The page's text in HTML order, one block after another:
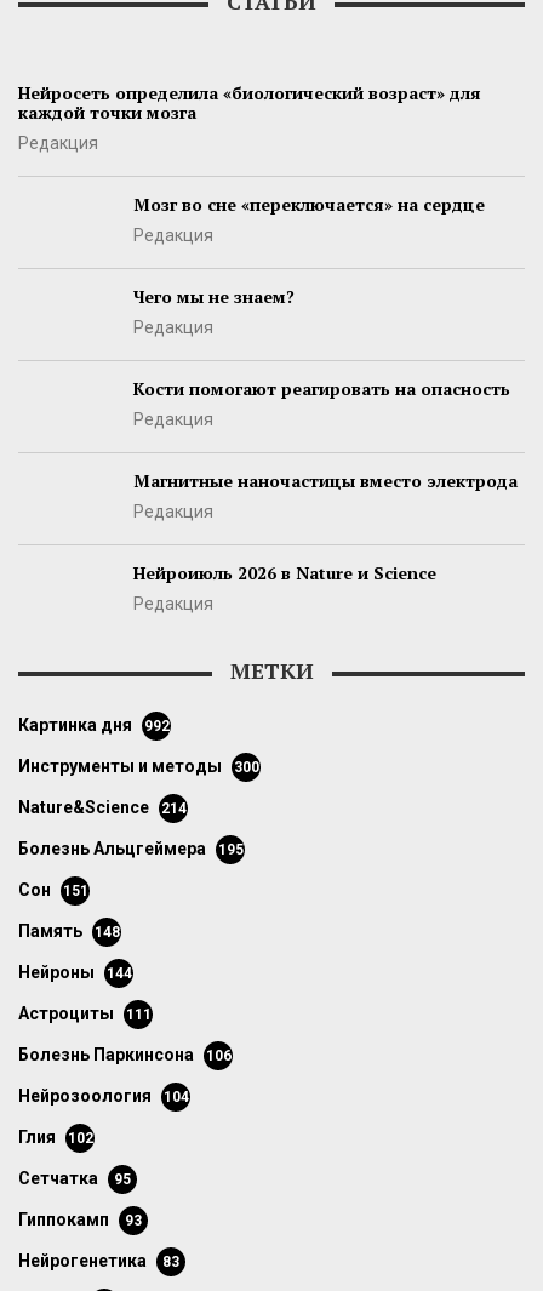
Нейросеть определила «биологический возраст» для
каждой точки мозга
Редакция
Мозг во сне «переключается» на сердце
Редакция
Чего мы не знаем?
Редакция
Кости помогают реагировать на опасность
Редакция
Магнитные наночастицы вместо электрода
Редакция
Нейроиюль 2026 в Nature и Science
Редакция
МЕТКИ
картинка дня 992
инструменты и методы 300
Nature&Science 214
болезнь Альцгеймера 195
сон 151
память 148
нейроны 144
астроциты 111
болезнь Паркинсона 106
нейрозоология 104
глия 102
сетчатка 95
гиппокамп 93
нейрогенетика 83